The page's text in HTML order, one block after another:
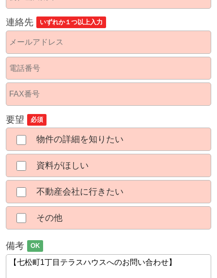
連絡先 いずれか１つ以上入力
要望 必須
物件の詳細を知りたい
資料がほしい
不動産会社に行きたい
その他
備考 OK